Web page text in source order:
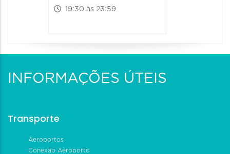
19:30 às 23:59
INFORMAÇÕES ÚTEIS
Transporte
Aeroportos
Conexão Aeroporto